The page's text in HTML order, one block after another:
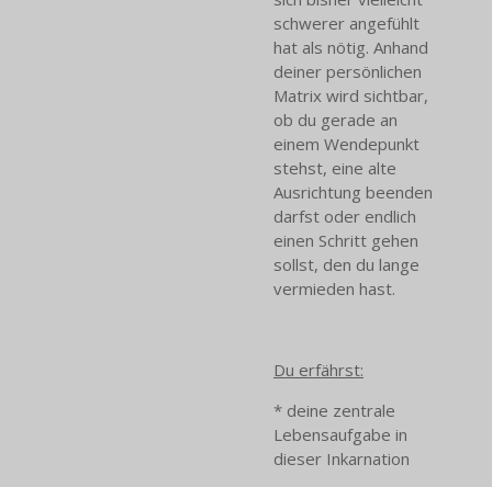
schwerer angefühlt
hat als nötig. Anhand
deiner persönlichen
Matrix wird sichtbar,
ob du gerade an
einem Wendepunkt
stehst, eine alte
Ausrichtung beenden
darfst oder endlich
einen Schritt gehen
sollst, den du lange
vermieden hast.
Du erfährst:
* deine zentrale
Lebensaufgabe in
dieser Inkarnation